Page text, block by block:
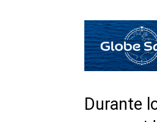
Durante